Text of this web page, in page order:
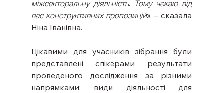
міжсекторальну діяльність. Тому чекаю від
вас конструктивних пропозицій», – сказала
Ніна Іванівна.
Цікавими для учасників зібрання були
представлені спікерами результати
проведеного дослідження за різними
напрямками: види діяльності для